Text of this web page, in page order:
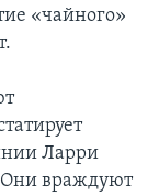
«чайного»
Ларри
Они враждуют